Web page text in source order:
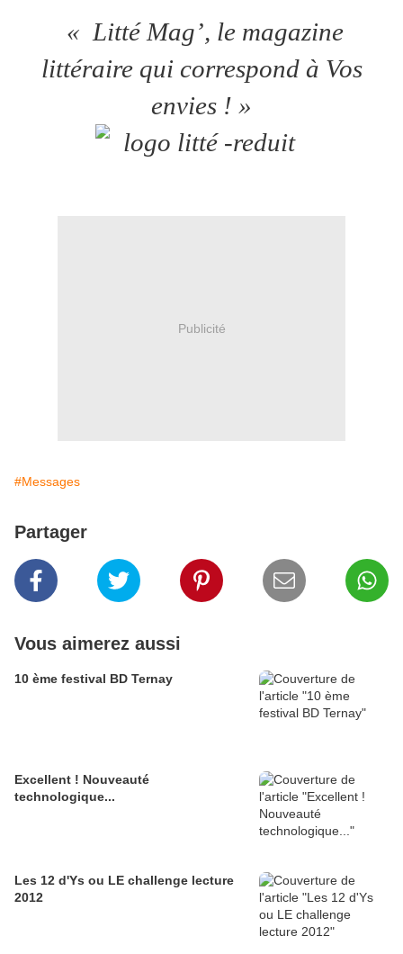
« Litté Mag’, le magazine
littéraire qui correspond à Vos
envies ! »
Publicité
#Messages
Partager
Vous aimerez aussi
10 ème festival BD Ternay
Excellent ! Nouveauté
technologique...
Les 12 d'Ys ou LE challenge lecture
2012